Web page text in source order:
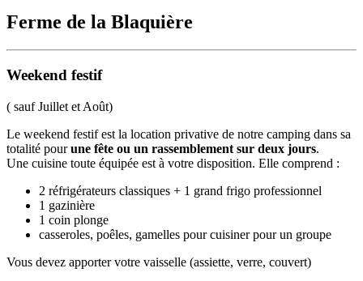
Ferme de la Blaquière
Weekend festif
( sauf Juillet et Août)
Le weekend festif est la location privative de notre camping dans sa
totalité pourune fête ou un rassemblement sur deux jours.
Une cuisine toute équipée est à votre disposition. Elle comprend :
2 réfrigérateurs classiques + 1 grand frigo professionnel
1 gazinière
1 coin plonge
casseroles, poêles, gamelles pour cuisiner pour un groupe
Vous devez apporter votre vaisselle (assiette, verre, couvert)